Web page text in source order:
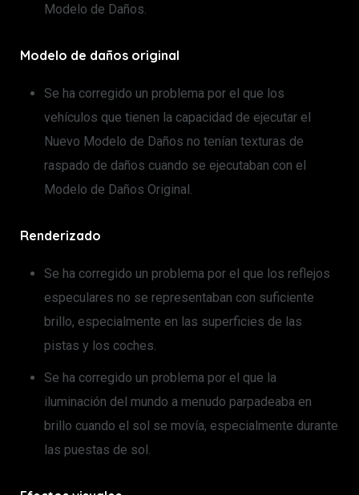
Modelo de Daños.
Modelo de daños original
Se ha corregido un problema por el que los
vehículos que tienen la capacidad de ejecutar el
Nuevo Modelo de Daños no tenían texturas de
raspado de daños cuando se ejecutaban con el
Modelo de Daños Original.
Renderizado
Se ha corregido un problema por el que los reflejos
especulares no se representaban con suficiente
brillo, especialmente en las superficies de las
pistas y los coches.
Se ha corregido un problema por el que la
iluminación del mundo a menudo parpadeaba en
brillo cuando el sol se movía, especialmente durante
las puestas de sol.